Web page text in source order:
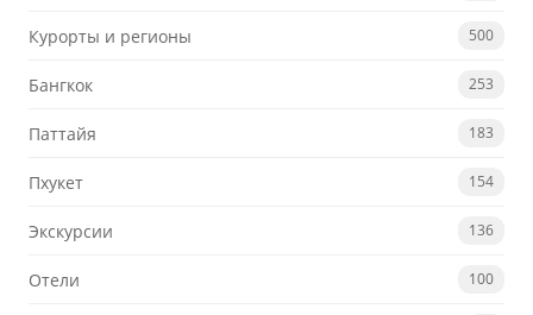
Курорты и регионы 500
Бангкок 253
Паттайя 183
Пхукет 154
Экскурсии 136
Отели 100